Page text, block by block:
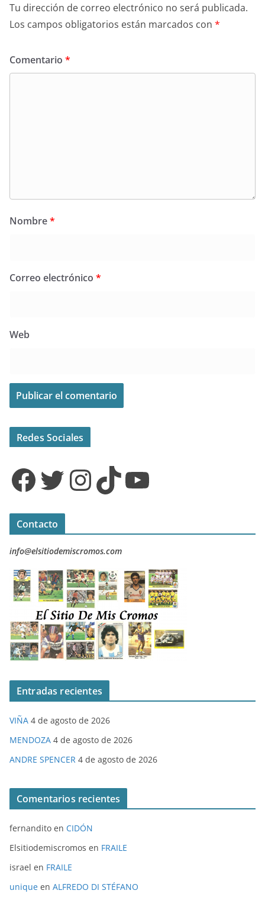
Tu dirección de correo electrónico no será publicada.
Los campos obligatorios están marcados con *
Comentario *
Nombre*
Correo electrónico *
Web
Redes Sociales
Facebook Twitter InstagramTikTok YouTube
Contacto
info@elsitiodemiscromos.com
Entradas recientes
VIÑA 4 de agosto de 2026
MENDOZA 4 de agosto de 2026
ANDRE SPENCER 4 de agosto de 2026
Comentarios recientes
fernandito en CIDÓN
Elsitiodemiscromos en FRAILE
israel en FRAILE
unique en ALFREDO DI STÉFANO